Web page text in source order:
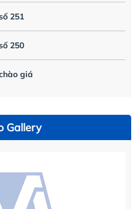
251
250
giá
Gallery